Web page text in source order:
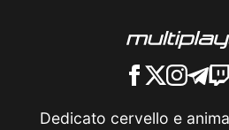
Dedicato cervello e